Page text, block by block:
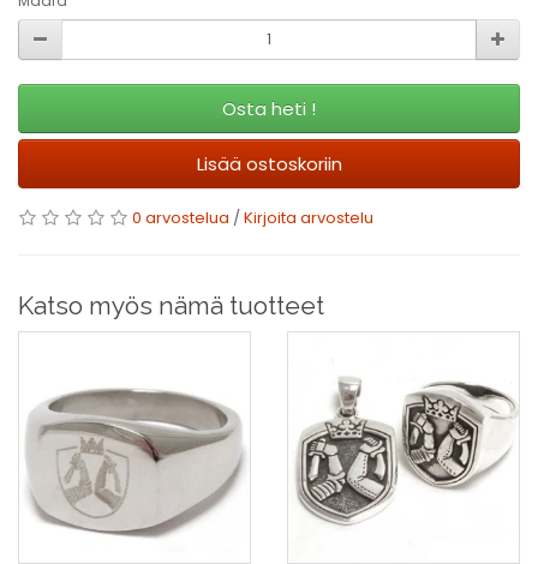
Osta heti !
Lisää ostoskoriin
0 arvostelua /Kirjoita arvostelu
Katso myös nämä tuotteet